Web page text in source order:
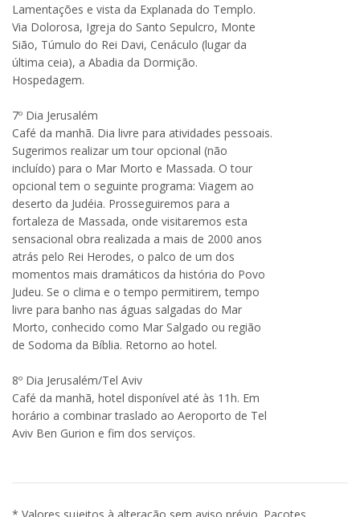
Lamentações e vista da Explanada do Templo.
Via Dolorosa, Igreja do Santo Sepulcro, Monte
Sião, Túmulo do Rei Davi, Cenáculo (lugar da
última ceia), a Abadia da Dormição.
Hospedagem.
7º Dia Jerusalém
Café da manhã. Dia livre para atividades pessoais.
Sugerimos realizar um tour opcional (não
incluído) para o Mar Morto e Massada. O tour
opcional tem o seguinte programa: Viagem ao
deserto da Judéia. Prosseguiremos para a
fortaleza de Massada, onde visitaremos esta
sensacional obra realizada a mais de 2000 anos
atrás pelo Rei Herodes, o palco de um dos
momentos mais dramáticos da história do Povo
Judeu. Se o clima e o tempo permitirem, tempo
livre para banho nas águas salgadas do Mar
Morto, conhecido como Mar Salgado ou região
de Sodoma da Bíblia. Retorno ao hotel.
8º Dia Jerusalém/Tel Aviv
Café da manhã, hotel disponível até às 11h. Em
horário a combinar traslado ao Aeroporto de Tel
Aviv Ben Gurion e fim dos serviços.
* Valores sujeitos à alteração sem aviso prévio. Pacotes